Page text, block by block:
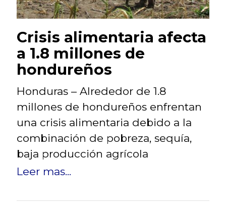
Crisis alimentaria afecta
a 1.8 millones de
hondureños
Honduras – Alrededor de 1.8
millones de hondureños enfrentan
una crisis alimentaria debido a la
combinación de pobreza, sequía,
baja producción agrícola
Leer mas...